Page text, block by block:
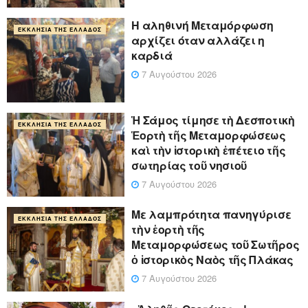
ΕΚΚΛΗΣΊΑ ΤΗΣ ΕΛΛΆΔΟΣ
Η αληθινή Μεταμόρφωση
αρχίζει όταν αλλάζει η
καρδιά
7 Αυγούστου 2026
ΕΚΚΛΗΣΊΑ ΤΗΣ ΕΛΛΆΔΟΣ
Ἡ Σάμος τίμησε τὴ Δεσποτικὴ
Ἑορτὴ τῆς Μεταμορφώσεως
καὶ τὴν ἱστορικὴ ἐπέτειο τῆς
σωτηρίας τοῦ νησιοῦ
7 Αυγούστου 2026
ΕΚΚΛΗΣΊΑ ΤΗΣ ΕΛΛΆΔΟΣ
Με λαμπρότητα πανηγύρισε
τὴν ἑορτὴ τῆς
Μεταμορφώσεως τοῦ Σωτῆρος
ὁ ἱστορικὸς Ναὸς τῆς Πλάκας
7 Αυγούστου 2026